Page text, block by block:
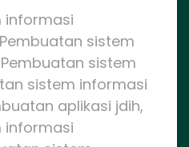
informasi
sistem
sistem
sistem informasi
aplikasi jdih,
informasi